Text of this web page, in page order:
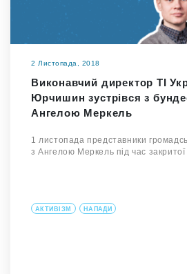
2 Листопада, 2018
Виконавчий директор ТІ
Юрчишин зустрівся з
Ангелою Меркель
1 листопада представники
з Ангелою Меркель під час закритої
АКТИВІЗМ НАПАДИ